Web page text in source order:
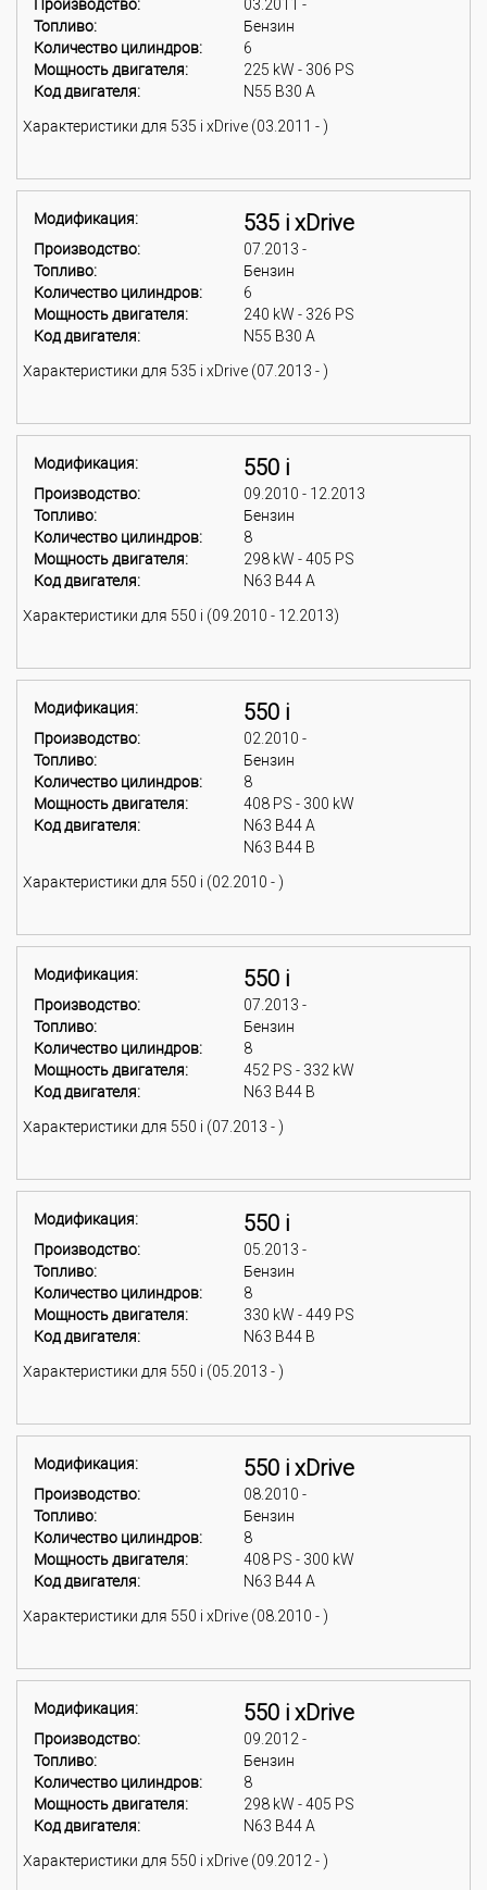
Производство:
03.2011 -
Топливо:
Бензин
Количество цилиндров:
6
Мощность двигателя:
225 kW - 306 PS
Код двигателя:
N55 B30 A
Характеристики для 535 i xDrive (03.2011 - )
Модификация: 535 i xDrive
Производство:
07.2013 -
Топливо:
Бензин
Количество цилиндров:
6
Мощность двигателя:
240 kW - 326 PS
Код двигателя:
N55 B30 A
Характеристики для 535 i xDrive (07.2013 - )
Модификация: 550 i
Производство:
09.2010 - 12.2013
Топливо:
Бензин
Количество цилиндров:
8
Мощность двигателя:
298 kW - 405 PS
Код двигателя:
N63 B44 A
Характеристики для 550 i (09.2010 - 12.2013)
Модификация: 550 i
Производство:
02.2010 -
Топливо:
Бензин
Количество цилиндров:
8
Мощность двигателя:
408 PS - 300 kW
Код двигателя:
N63 B44 A
N63 B44 B
Характеристики для 550 i (02.2010 - )
Модификация: 550 i
Производство:
07.2013 -
Топливо:
Бензин
Количество цилиндров:
8
Мощность двигателя:
452 PS - 332 kW
Код двигателя:
N63 B44 B
Характеристики для 550 i (07.2013 - )
Модификация: 550 i
Производство:
05.2013 -
Топливо:
Бензин
Количество цилиндров:
8
Мощность двигателя:
330 kW - 449 PS
Код двигателя:
N63 B44 B
Характеристики для 550 i (05.2013 - )
Модификация: 550 i xDrive
Производство:
08.2010 -
Топливо:
Бензин
Количество цилиндров:
8
Мощность двигателя:
408 PS - 300 kW
Код двигателя:
N63 B44 A
Характеристики для 550 i xDrive (08.2010 - )
Модификация: 550 i xDrive
Производство:
09.2012 -
Топливо:
Бензин
Количество цилиндров:
8
Мощность двигателя:
298 kW - 405 PS
Код двигателя:
N63 B44 A
Характеристики для 550 i xDrive (09.2012 - )